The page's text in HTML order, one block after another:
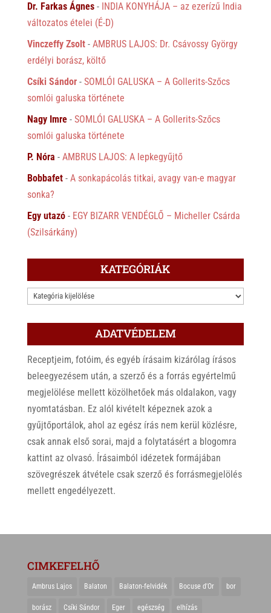
Dr. Farkas Ágnes- INDIA KONYHÁJA – az ezerízű India
változatos ételei (É-D)
Vinczeffy Zsolt- AMBRUS LAJOS: Dr. Csávossy György
erdélyi borász, költő
Csíki Sándor- SOMLÓI GALUSKA – A Gollerits-Szőcs
somlói galuska története
Nagy Imre- SOMLÓI GALUSKA – A Gollerits-Szőcs
somlói galuska története
P. Nóra - AMBRUS LAJOS: A lepkegyűjtő
Bobbafet- A sonkapácolás titkai, avagy van-e magyar
sonka?
Egy utazó- EGY BIZARR VENDÉGLŐ – Micheller Csárda
(Szilsárkány)
KATEGÓRIÁK
KATEGÓRIÁK
ADATVÉDELEM
Receptjeim, fotóim, és egyéb írásaim kizárólag írásos
beleegyezésem után, a szerző és a forrás egyértelmű
megjelölése mellett közölhetőek más oldalakon, vagy
nyomtatásban. Ez alól kivételt képeznek azok a
gyűjtőportálok, ahol az egész írás nem kerül közlésre,
csak annak első sorai, majd a folytatásért a blogomra
kattint az olvasó. Írásaimból idézetek formájában
szövegrészek átvétele csak szerző és forrásmegjelölés
mellett engedélyezett.
CIMKEFELHŐ
Ambrus Lajos Balaton Balaton-felvidék Bocuse d'Or bor
borász Csíki Sándor Eger egészség elhízás